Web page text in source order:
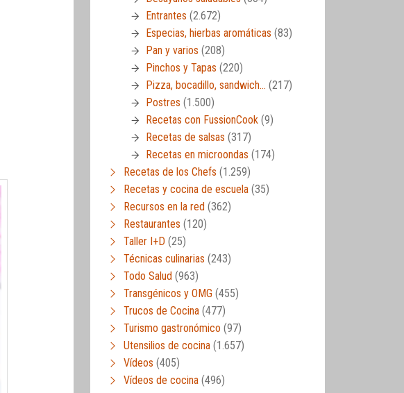
Entrantes (2.672)
Especias, hierbas aromáticas (83)
Pan y varios (208)
Pinchos y Tapas (220)
Pizza, bocadillo, sandwich… (217)
Postres (1.500)
Recetas con FussionCook (9)
Recetas de salsas (317)
Recetas en microondas (174)
Recetas de los Chefs (1.259)
Recetas y cocina de escuela (35)
Recursos en la red (362)
Restaurantes (120)
Taller I+D (25)
Técnicas culinarias (243)
Todo Salud (963)
Transgénicos y OMG (455)
Trucos de Cocina (477)
Turismo gastronómico (97)
Utensilios de cocina (1.657)
Vídeos (405)
Vídeos de cocina (496)